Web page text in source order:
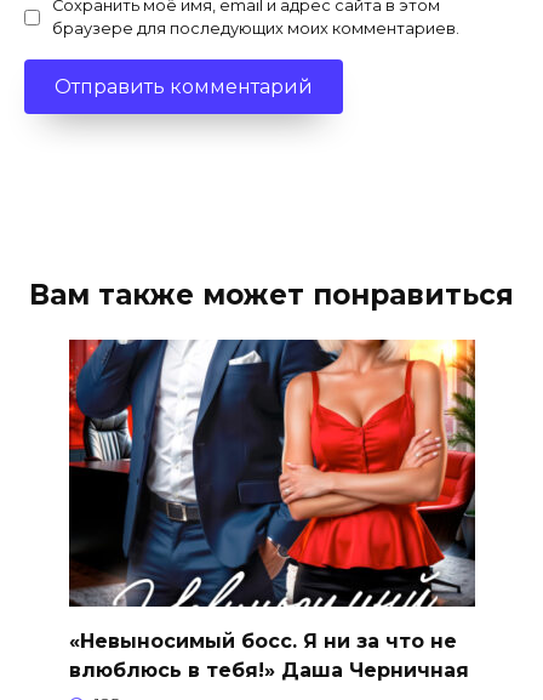
Сохранить моё имя, email и адрес сайта в этом
браузере для последующих моих комментариев.
Вам также может понравиться
«Невыносимый босс. Я ни за что не
влюблюсь в тебя!» Даша Черничная